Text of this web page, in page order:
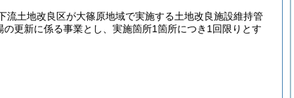
流土地改良区が大篠原地域で実施する土地改良施設維持管
更新に係る事業とし、実施箇所1箇所につき1回限りとす